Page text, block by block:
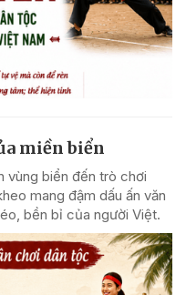
miền biển
vùng biển đến trò chơi
mang đậm dấu ấn văn
bền bỉ của người Việt.